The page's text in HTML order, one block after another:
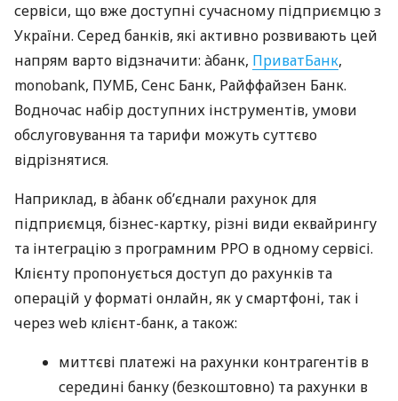
сервіси, що вже доступні сучасному підприємцю з
України. Серед банків, які активно розвивають цей
напрям варто відзначити: àбанк, ПриватБанк,
monobank, ПУМБ, Сенс Банк, Райффайзен Банк.
Водночас набір доступних інструментів, умови
обслуговування та тарифи можуть суттєво
відрізнятися.
Наприклад, в àбанк об’єднали рахунок для
підприємця, бізнес-картку, різні види еквайрингу
та інтеграцію з програмним РРО в одному сервісі.
Клієнту пропонується доступ до рахунків та
операцій у форматі онлайн, як у смартфоні, так і
через web клієнт-банк, а також:
миттєві платежі на рахунки контрагентів в
середині банку (безкоштовно) та рахунки в